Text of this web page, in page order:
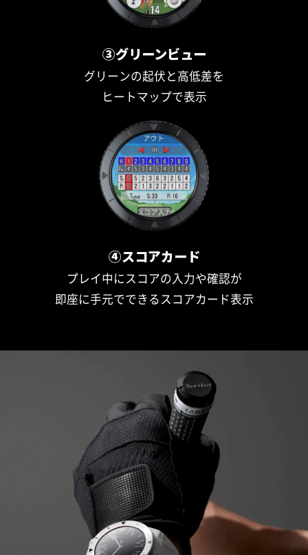
③グリーンビュー
グリーンの起伏と高低差を
ヒートマップで表示
④スコアカード
プレイ中にスコアの入力や確認が
即座に手元でできるスコアカード表示